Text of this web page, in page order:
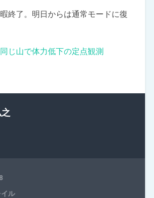
終了。明日からは通常モードに復
じ山で体力低下の定点観測
ル